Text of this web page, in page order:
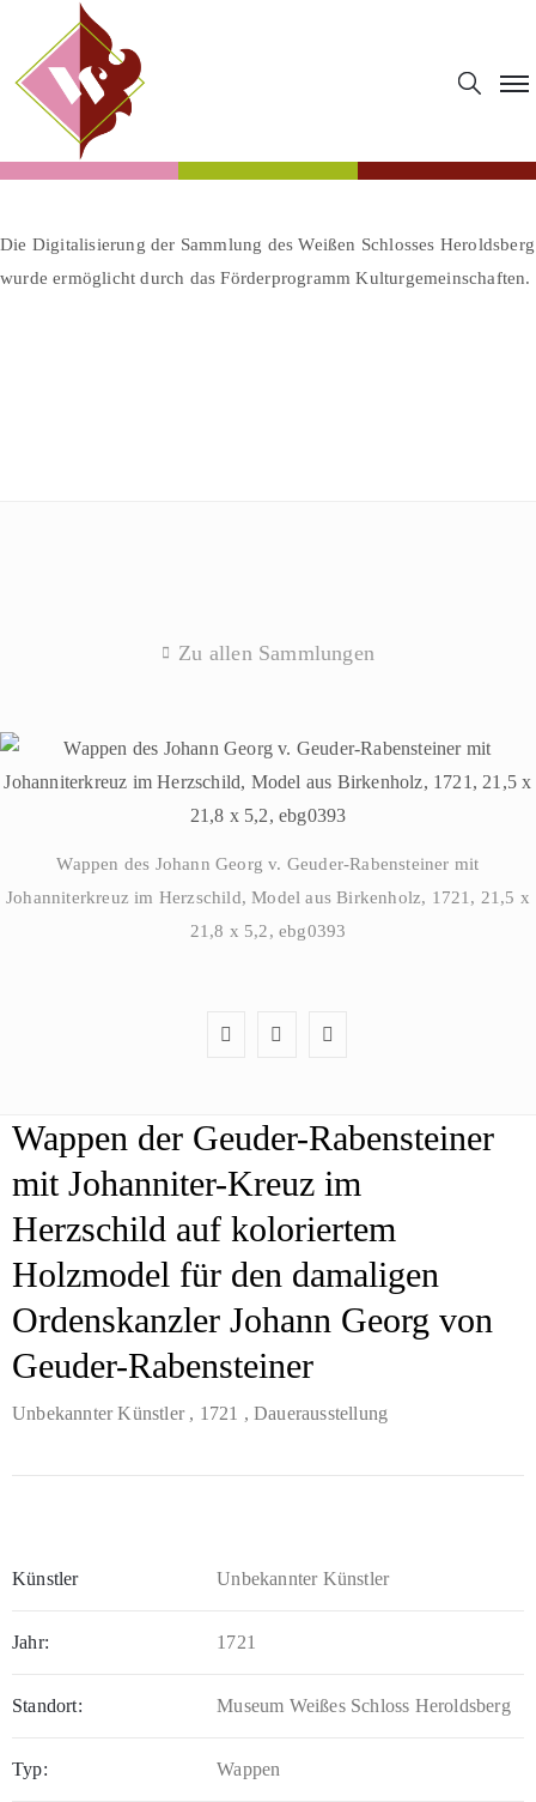
Die Digitalisierung der Sammlung des Weißen Schlosses Heroldsberg
wurde ermöglicht durch das Förderprogramm Kulturgemeinschaften.
Zu allen Sammlungen
Wappen des Johann Georg v. Geuder-Rabensteiner mit
Johanniterkreuz im Herzschild, Model aus Birkenholz, 1721, 21,5 x
21,8 x 5,2, ebg0393
Wappen der Geuder-Rabensteiner
mit Johanniter-Kreuz im
Herzschild auf koloriertem
Holzmodel für den damaligen
Ordenskanzler Johann Georg von
Geuder-Rabensteiner
Unbekannter Künstler , 1721 , Dauerausstellung
Künstler Unbekannter Künstler
Jahr: 1721
Standort: Museum Weißes Schloss Heroldsberg
Typ: Wappen